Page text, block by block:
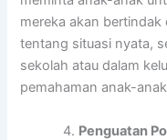
mereka akan
tentang situasi nyata,
sekolah atau dalam
pemahaman anak-
Penguatan